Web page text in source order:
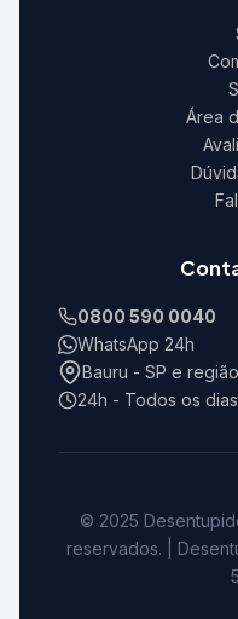
Área
0800 590 0040
WhatsApp 24h
Bauru - SP e região
24h - Todos os dias
© 2025
reservados. |